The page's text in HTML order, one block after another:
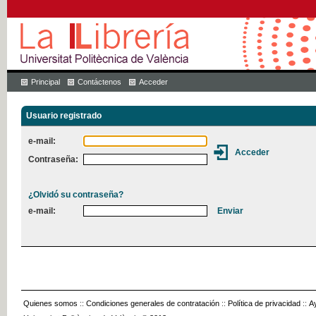
Principal Contáctenos Acceder
Usuario registrado
e-mail:
Contraseña:
¿Olvidó su contraseña?
e-mail:
Quienes somos :: Condiciones generales de contratación :: Política de privacidad ::